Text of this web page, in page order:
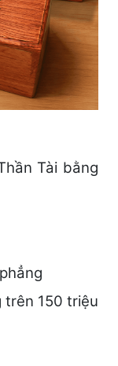
Tài bằng
trên 150 triệu